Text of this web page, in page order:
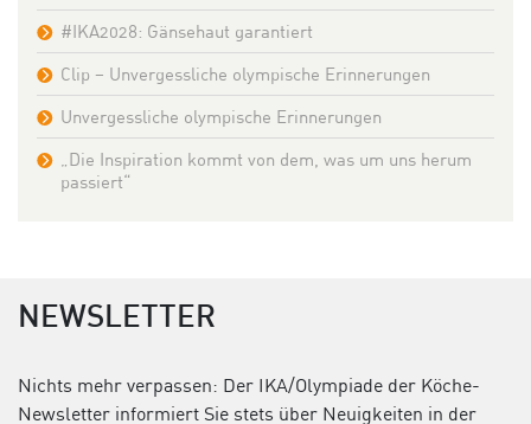
#IKA2028: Gänsehaut garantiert
Clip – Unvergessliche olympische Erinnerungen
Unvergessliche olympische Erinnerungen
„Die Inspiration kommt von dem, was um uns herum
passiert“
NEWSLETTER
Nichts mehr verpassen: Der IKA/Olympiade der Köche-
Newsletter informiert Sie stets über Neuigkeiten in der